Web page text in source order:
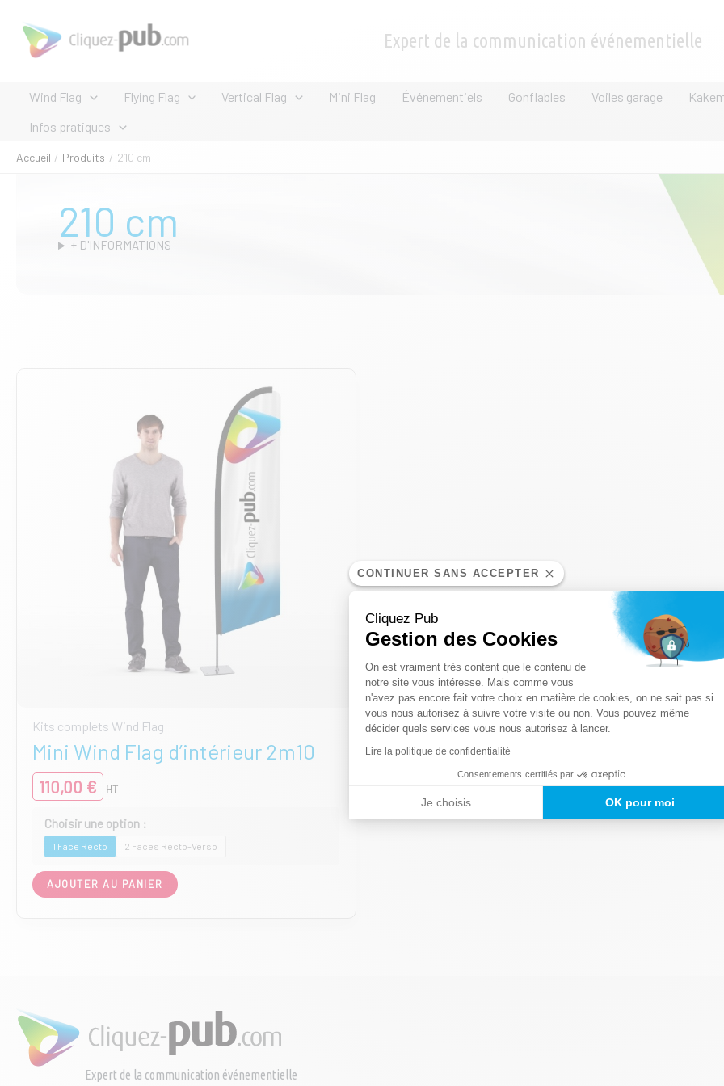
CONTINUER SANS ACCEPTER
Cliquez Pub
Gestion des Cookies
Plateforme de Gestion du
On est vraiment très content que le contenu de
notre site vous intéresse. Mais comme vous
n'avez pas encore fait votre choix en matière de cookies, on ne sait pas si
vous nous autorisez à suivre votre visite ou non. Vous pouvez même
décider quels services vous nous autorisez à lancer.
Lire la politique de confidentialité
Consentements certifiés par
Je choisis OK pour moi
Axeptio consent
contenu
Expert de la communication événementielle
Wind Flag
Flying Flag Vertical Flag Mini Flag Événementiels Gonflables Voiles garage
Infos pratiques
Accueil Produits 210 cm
210 cm
+ D'INFORMATIONS
Kits complets Wind Flag
Mini Wind Flag d’intérieur 2m10
110,00 € HT
1 Face Recto 2 Faces Recto-Verso
AJOUTER AU PANIER
produit
choisies
sur
la
page
du
Expert de la communication événementielle